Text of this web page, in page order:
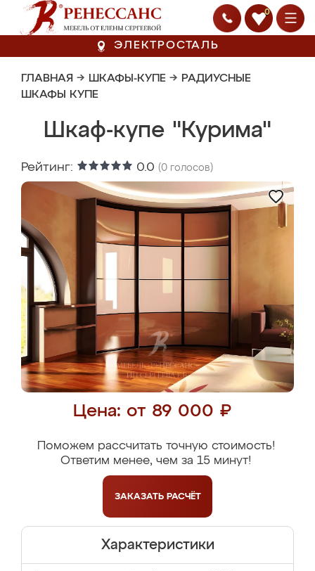
0
ЭЛЕКТРОСТАЛЬ
ГЛАВНАЯ → ШКАФЫ-КУПЕ → РАДИУСНЫЕ
ШКАФЫ КУПЕ
Шкаф-купе "Курима"
Рейтинг: 0.0 (0 голосов)
Цена: от 89 000 ₽
Поможем рассчитать точную стоимость!
Ответим менее, чем за 15 минут!
ЗАКАЗАТЬ РАСЧЁТ
Характеристики